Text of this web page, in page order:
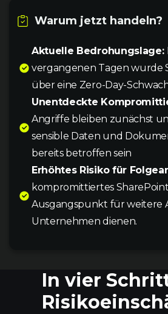
Warum jetzt handeln?
Aktuelle Bedrohungslage:
vergangenen Tagen wurde
über eine Zero-Day-
Unentdeckte
Angriffe bleiben zunächst
sensible Daten und
bereits betroffen sein
Erhöhtes Risiko für
kompromittiertes
Ausgangspunkt für weitere
Unternehmen dienen.
In vier